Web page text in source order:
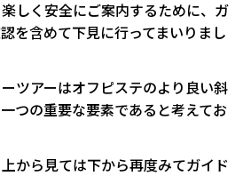
しく安全にご案内するために、ガ
を含めて下見に行ってまいりまし
ツアーはオフピステのより良い斜
つの重要な要素であると考えてお
から見ては下から再度みてガイド